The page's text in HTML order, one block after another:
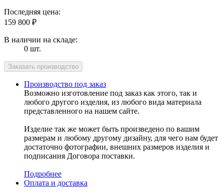
Последняя цена:
159 800 ₽
В наличии на складе:
0 шт.
Производство под заказ
Возможно изготовление под заказ как этого, так и
любого другого изделия, из любого вида материала
представленного на нашем сайте.
Изделие так же может быть произведено по вашим
размерам и любому другому дизайну, для чего нам будет
достаточно фотографии, внешних размеров изделия и
подписания Договора поставки.
Подробнее
Оплата и доставка